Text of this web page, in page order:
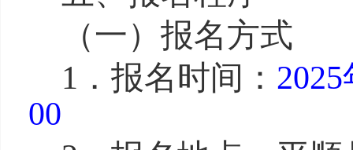
（一） 报名方式
1．报名时间：
00